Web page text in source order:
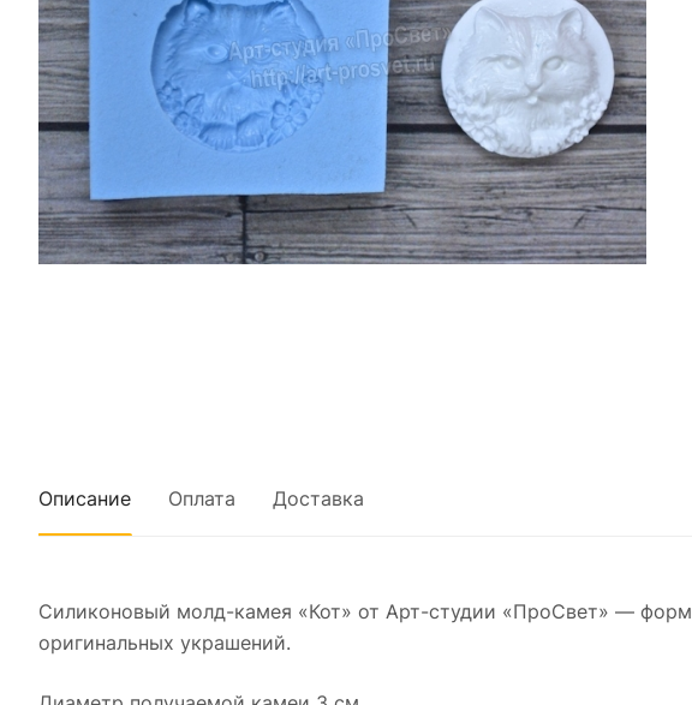
Описание Оплата Доставка
Силиконовый молд-камея «Кот» от Арт-студии «ПроСвет» —
оригинальных украшений.